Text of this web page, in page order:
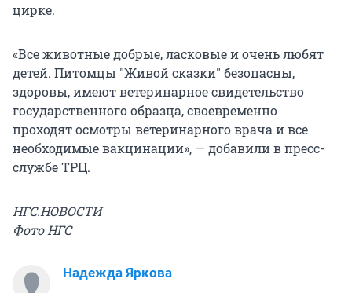
цирке.
«Все животные добрые, ласковые и очень любят
детей. Питомцы "Живой сказки" безопасны,
здоровы, имеют ветеринарное свидетельство
государственного образца, своевременно
проходят осмотры ветеринарного врача и все
необходимые вакцинации», — добавили в пресс-
службе ТРЦ.
НГС.НОВОСТИ
Фото НГС
Надежда Яркова